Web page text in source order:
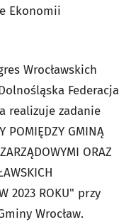
Ekonomii
Wrocławskich
Federacja
realizuje zadanie
POMIĘDZY GMINĄ
ORAZ
2023 ROKU" przy
Wrocław.